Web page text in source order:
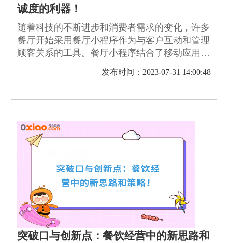
诚度的利器！
随着科技的不断进步和消费者需求的变化，许多
餐厅开始采用餐厅小程序作为与客户互动和管理
顾客关系的工具。餐厅小程序结合了移动应用程
序和网站的功能，为顾客提供了方便快捷的订
餐、点评、支付等服务。
发布时间：2023-07-31 14:00:48
突破口与创新点：餐饮经营中的新思路和